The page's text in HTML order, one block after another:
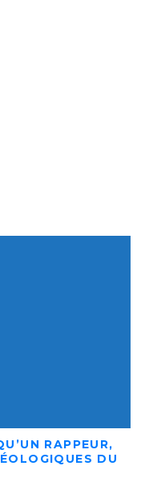
RAPPEUR,
DU